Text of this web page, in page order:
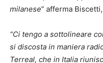
milanese” afferma
“Ci tengo a sottolineare
si discosta in maniera
Terreal, che in Italia